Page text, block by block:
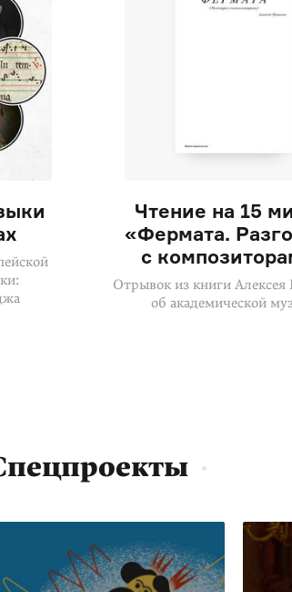
Чтение на 15
«Фермата.
с
Отрывок из книги
об академической